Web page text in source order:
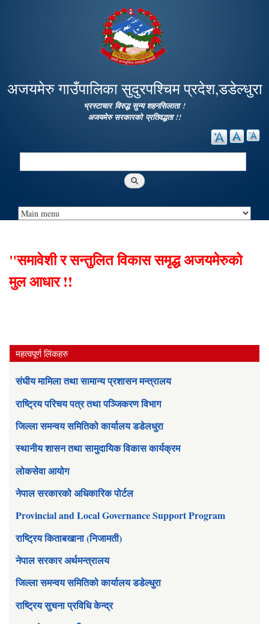
main
content
अजयमेरु गाउँपालिका सुदुरपश्चिम प्रदेश,डडेल्धुरा
भ्रस्टाचार विरुद्ध सुन्य शहनसिलाता !
अजयमेरु सरकारको प्रतिवद्धता !!
Search
"समावेशी र सन्तुलित विकास समृद्ध अजयमेरुको
मुल आधार !!
महत्वपूर्ण लिंकहरु
संघीय मामिला तथा सामान्य प्रशासन मन्त्रालय
राष्ट्रिय परिचय पत्र तथा पञ्जिकरण विभाग
जिल्ला समन्वय समितिको कार्यालय डडेलधुरा
स्थानीय शासन तथा सामुदायिक विकास कार्यक्रम
लोकसेवा आयोग
नेपाल सरकारको अधिकारिक पोर्टल
Provincial and Local Governance Support Program
राष्ट्रिय किताबखाना (निजामती)
नेपाल सरकार अर्थमन्त्रालय
जिल्ला समन्वय समितिको कार्यालय डडेल्धुरा
राष्ट्रिय सुचना प्रविधि केन्द्र